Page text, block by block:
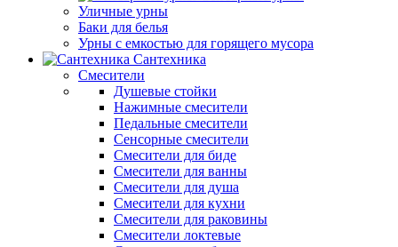
Уличные урны
Баки для белья
Урны с емкостью для горящего мусора
Сантехника
Смесители
Душевые стойки
Нажимные смесители
Педальные смесители
Сенсорные смесители
Смесители для биде
Смесители для ванны
Смесители для душа
Смесители для кухни
Смесители для раковины
Смесители локтевые